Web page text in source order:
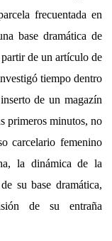
frecuentada en
base dramática de
de un artículo de
tiempo dentro
de un magazín
primeros minutos, no
carcelario femenino
la dinámica de la
su base dramática,
de su entraña